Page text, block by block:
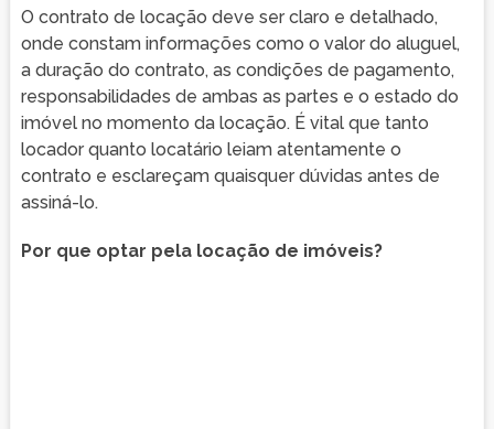
O contrato de locação deve ser claro e detalhado,
onde constam informações como o valor do aluguel,
a duração do contrato, as condições de pagamento,
responsabilidades de ambas as partes e o estado do
imóvel no momento da locação. É vital que tanto
locador quanto locatário leiam atentamente o
contrato e esclareçam quaisquer dúvidas antes de
assiná-lo.
Por que optar pela locação de imóveis?